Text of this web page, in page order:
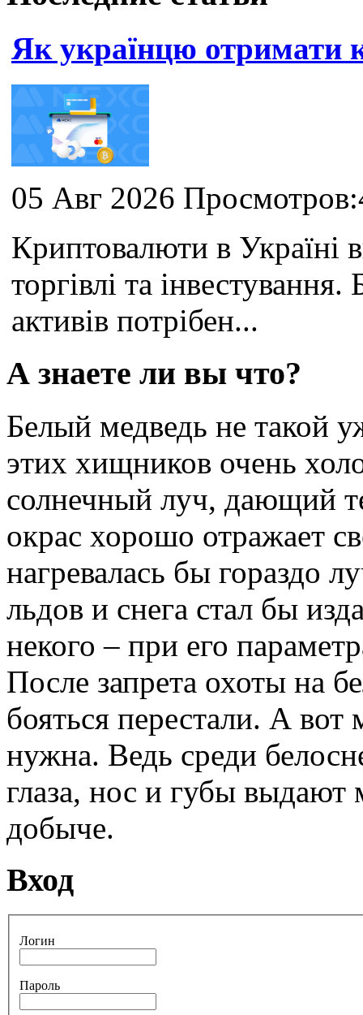
Як українцю отримати
05 Авг 2026
Криптовалюти в Україні
торгівлі та
активів потрібен...
А знаете ли вы что?
Белый медведь не такой
этих хищников очень
солнечный луч, дающий
окрас хорошо отражает
нагревалась бы гораздо
льдов и снега стал бы
некого – при его
После запрета охоты на
бояться перестали. А вот
нужна. Ведь среди
глаза, нос и губы
добыче.
Вход
Логин
Пароль